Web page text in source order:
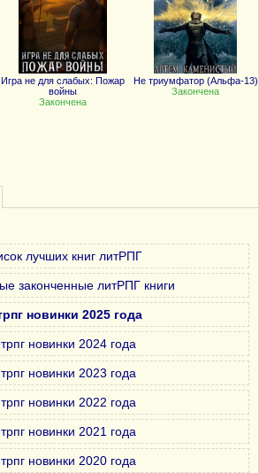
Игра не для слабых: Пожар
войны
Закончена
Не триумфатор (Альфа-13)
Закончена
лучших книг литРПГ
законченные литРПГ книги
новинки 2025 года
новинки 2024 года
новинки 2023 года
новинки 2022 года
новинки 2021 года
новинки 2020 года